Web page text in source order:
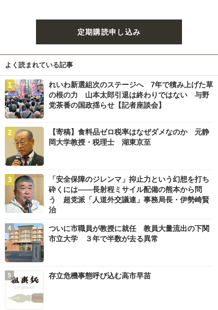
定期購読申し込み
よく読まれている記事
れいわ新選組次のステージへ 7年で積み上げた草
の根の力 山本太郎引退は終わりではない 与野
党茶番の国政揺らせ【記者座談会】
【寄稿】食料品ゼロ税率はなぜダメなのか 元静
岡大学教授・税理士 湖東京至
「安全保障のジレンマ」抑止力という幻想を打ち
砕くには――長射程ミサイル配備の熊本から問
う 超党派「人道外交議連」事務局長・伊勢崎賢
治
ついに市職員が教授に就任 教員大量流出の下関
市立大学 ３年で半数が去る異常
存立危機事態呼び込む高市早苗